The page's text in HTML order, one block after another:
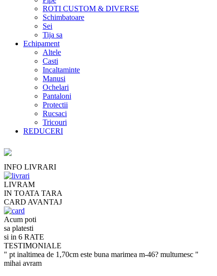
ROTI CUSTOM & DIVERSE
Schimbatoare
Sei
Tija sa
Echipament
Altele
Casti
Incaltaminte
Manusi
Ochelari
Pantaloni
Protectii
Rucsaci
Tricouri
REDUCERI
INFO LIVRARI
LIVRAM
IN TOATA TARA
CARD AVANTAJ
Acum poti
sa platesti
si in 6 RATE
TESTIMONIALE
" pt inaltimea de 1,70cm este buna marimea m-46? multumesc "
mihai avram